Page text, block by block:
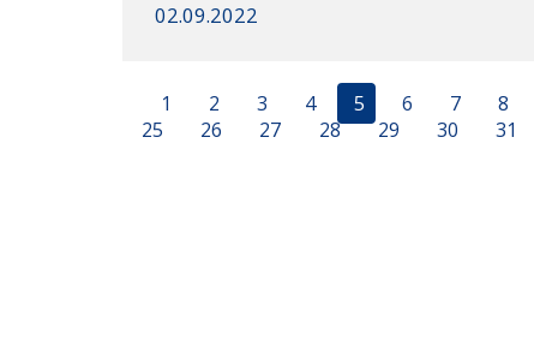
02.09.2022
1 2 3 4 5 6 7 8
25
26 27 28 29 30 31